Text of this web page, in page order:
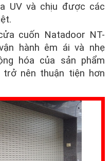
UV và chịu được các
cuốn Natadoor NT-
hành êm ái và nhẹ
hóa của sản phẩm
nên thuận tiện hơn